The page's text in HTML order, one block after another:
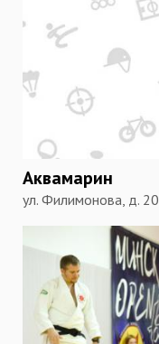
Аквамарин
ул. Филимонова, д. 20